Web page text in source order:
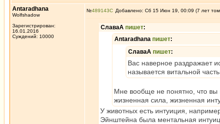
Antaradhana
Wolfshadow
Зарегистрирован:
16.01.2016
Суждений: 10000
№489143 Добавлено: Сб 15 Июн 19, 00:09 (7 лет
СлаваА пишет:
Antaradhana пишет:
СлаваА пишет:
Вас наверное раздражает
называется витальной
Мне вообще не понятно, что вы
жизненная сила, жизненная
У животных есть интуиция,
Эйнштейна была ментальная